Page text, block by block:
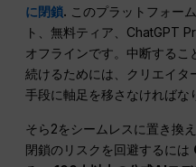
に閉鎖. このプラットフォー
ト、無料ティア、ChatGPT
オフラインです。中断するこ
続けるためには、クリエイタ
手段に軸足を移さなければな
そら2をシームレスに置き換
閉鎖のリスクを回避するには